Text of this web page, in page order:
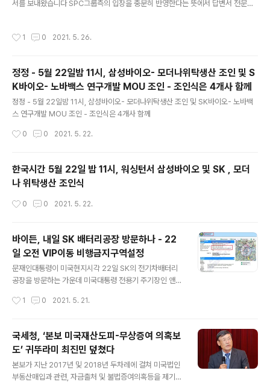
맞았기 때문에 한인3세가 미스아메리카로 선정된 것은 더
장애, 그리고 손톱을 물어뜯는 증세인 더마틸로 마니아라
서를 보내왔습니다 SPC그룹측의 입장을 충분히 반영한다는 뜻에서 답변서 전문을
C그룹에 2차 질의서를 발송한 상황이며, 현재 답변을 기다리고 있습니다 ======
보장대출] 내역에 따르면 파리바게트아메리카가 연방중소기업청에서 지난 2020
년 4 월 27 일 직원이 500 명이라며 766 만..
1 0 2021. 5. 26.
정정 - 5월 22일밤 11시, 삼성바이오- 모더나위탁생산 조인 및 S
K바이오- 노바백스 연구개발 MOU 조인 - 조인식은 4개사 함께
정정 - 5월 22일밤 11시, 삼성바이오- 모더나위탁생산 조인 및 SK바이오- 노바백
스 연구개발 MOU 조인 - 조인식은 4개사 함께
0 0 2021. 5. 22.
한국시간 5월 22일 밤 11시, 워싱턴서 삼성바이오 및 SK , 모더
나 위탁생산 조인식
0 0 2021. 5. 22.
바이든, 내일 SK 배터리공장 방문하나 - 22
일 오전 VIP이동 비행금지구역설정
문재인대통령이 미국현지시각 22일 SK의 전기차배터리
공장을 방문하는 가운데 미국대통령 전용기 주기장인 앤드
된 것으로 확인돼 바이든 대통령의 동행가능성이 점쳐지고
[1052 UTC], 앤드류스 공군기지 일대에 비행금지구역을
설정했으며 이유는 미국 대통령이동을 의미하는 VIP이동
[VIP MOVEMENT]로 확인됐습니다 [연방항공청이 NO
TAM 에서 VIP로 표현하는 인물은 미국의 대통령입니다]
미연방항공청이 비행을 금지한 기간은 22일 오전 9시30
1 0 2021. 5. 21.
국세청, ‘본보 미국재산도피-무상증여 의혹보
도’ 귀뚜라미 최진민 덮쳤다
본보가 지난 2017년 및 2018년 두차레에 걸쳐 미국법인
부동산매입과 관련, 자금출처 및 불법증여의혹등을 제기했